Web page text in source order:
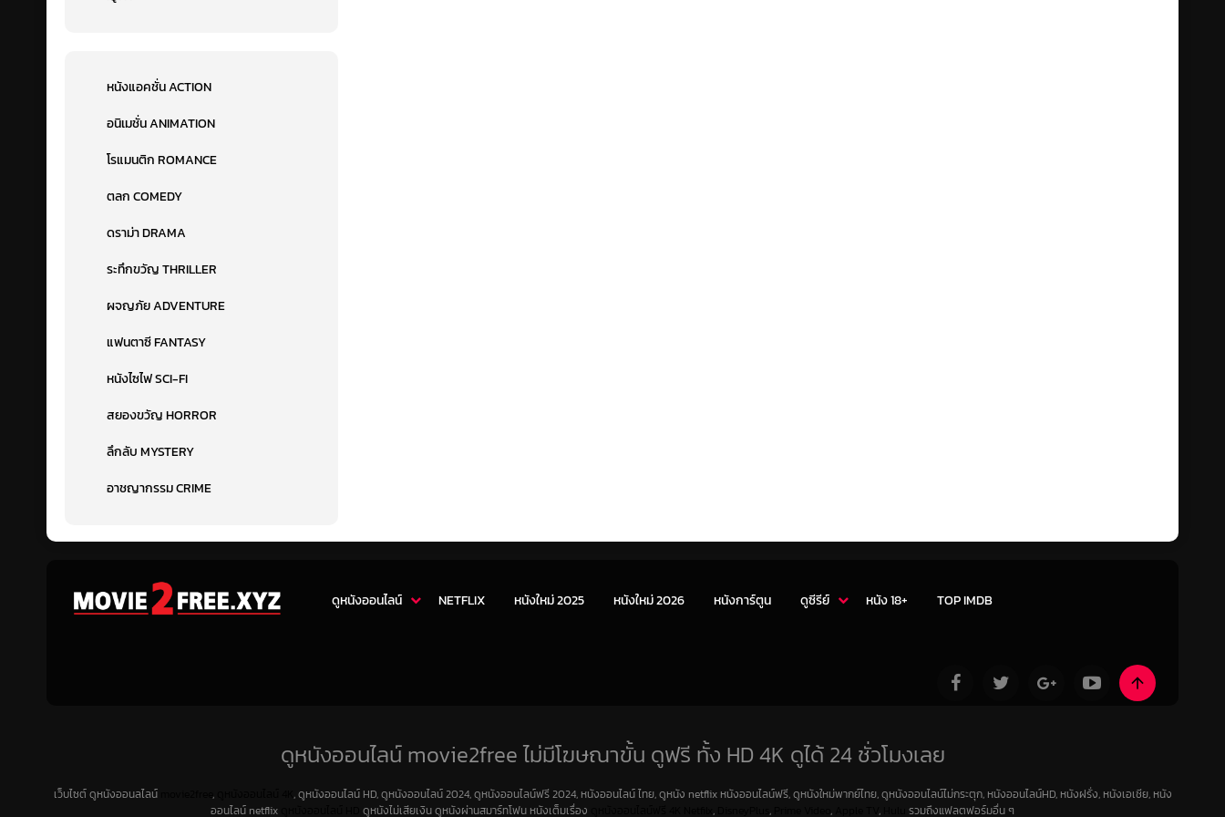
หนังแอคชั่น ACTION
อนิเมชั่น ANIMATION
โรแมนติก ROMANCE
ตลก COMEDY
ดราม่า DRAMA
ระทึกขวัญ THRILLER
ผจญภัย ADVENTURE
แฟนตาซี FANTASY
หนังไซไฟ SCI-FI
สยองขวัญ HORROR
ลึกลับ MYSTERY
อาชญากรรม CRIME
ดูหนังออนไลน์ NETFLIX หนังใหม่ 2025 หนังใหม่ 2026 หนังการ์ตูน ดูซีรีย์ หนัง 18+ TOP IMDB
ดูหนังออนไลน์ movie2free ไม่มีโฆษณาขั้น ดูฟรี ทั้ง HD 4K ดูได้ 24 ชั่วโมงเลย
เว็บไซต์ ดูหนังออนลไลน์ ,
, ดูหนังออนไลน์ HD, ดูหนังออนไลน์ 2024, ดูหนังออนไลน์ฟรี 2024, หนังออนไลน์ ไทย, ดูหนัง netflix หนังออนไลน์ฟรี, ดูหนังใหม่พากย์ไทย, ดูหนังออนไลน์ไม่กระตุก, หนังออนไลน์HD, หนังฝรั่ง, หนังเอเชีย, หนัง
ออนไลน์ netflix
ดูหนังไม่เสียเงิน ดูหนังผ่านสมาร์ทโฟน หนังเต็มเรื่อง , , , , รวมถึงแฟลตฟอร์มอื่น ๆ